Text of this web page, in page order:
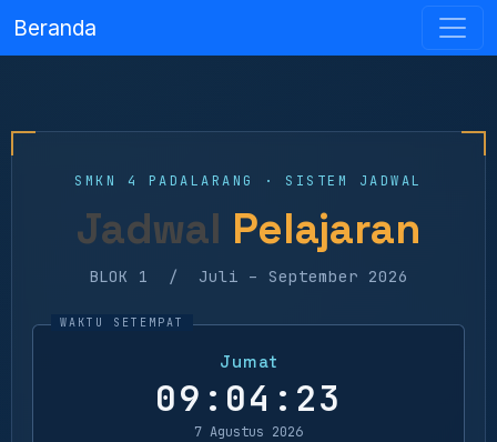
Beranda
SMKN 4 PADALARANG · SISTEM JADWAL
Jadwal Pelajaran
BLOK 1 / Juli – September 2026
Jumat
09:04:23
7 Agustus 2026